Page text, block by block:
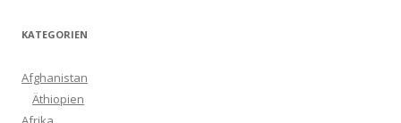
KATEGORIEN
Afghanistan
Äthiopien